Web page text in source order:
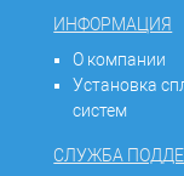
ИНФОРМАЦИЯ
О компании
Установка
систем
СЛУЖБА